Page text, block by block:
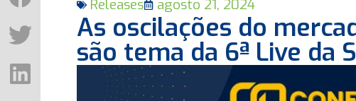
Releases agosto 21, 2024
As oscilações do
são tema da 6ª Live da